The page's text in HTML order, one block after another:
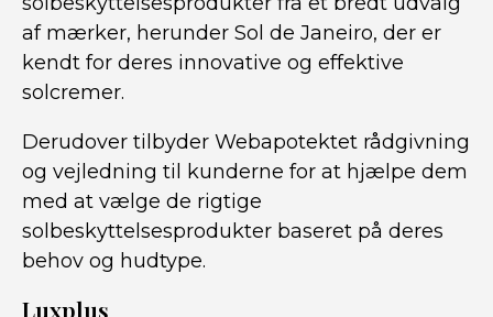
af mærker, herunder Sol de Janeiro, der er
kendt for deres innovative og effektive
solcremer.
Derudover tilbyder Webapotektet rådgivning
og vejledning til kunderne for at hjælpe dem
med at vælge de rigtige
solbeskyttelsesprodukter baseret på deres
behov og hudtype.
Luxplus